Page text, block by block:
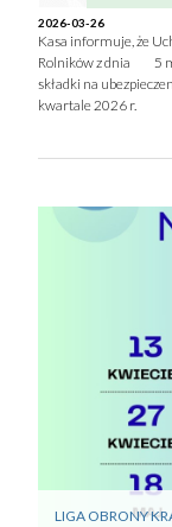
2026-03-26
Kasa informuje, że
Rolników z dnia 5
składki na
kwartale 2026 r.
LIGA OBRONY